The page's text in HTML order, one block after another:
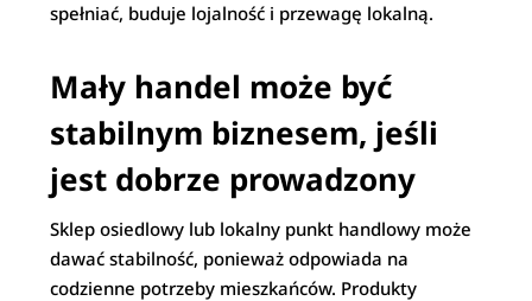
spełniać, buduje lojalność i przewagę lokalną.
Mały handel może być
stabilnym biznesem, jeśli
jest dobrze prowadzony
Sklep osiedlowy lub lokalny punkt handlowy może
dawać stabilność, ponieważ odpowiada na
codzienne potrzeby mieszkańców. Produkty